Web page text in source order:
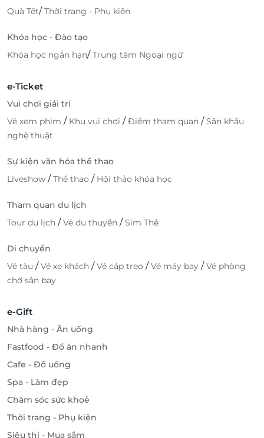
Quà Tết/Thời trang - Phụ kiện
Khóa học - Đào tạo
Khóa học ngắn hạn/Trung tâm Ngoại ngữ
e-Ticket
Vui chơi giải trí
Vé xem phim / Khu vui chơi /Điểm tham quan /Sân khấu
nghệ thuật
Sự kiện văn hóa thể thao
Liveshow /Thể thao / Hội thảo khóa học
Tham quan du lịch
Tour du lịch /Vé du thuyền /Sim Thẻ
Di chuyển
Vé tàu /Vé xe khách /Vé cáp treo /Vé máy bay /Vé phòng
chờ sân bay
e-Gift
Nhà hàng - Ăn uống
Fastfood - Đồ ăn nhanh
Cafe - Đồ uống
Spa - Làm đẹp
Chăm sóc sức khoẻ
Thời trang - Phụ kiện
Siêu thị - Mua sắm